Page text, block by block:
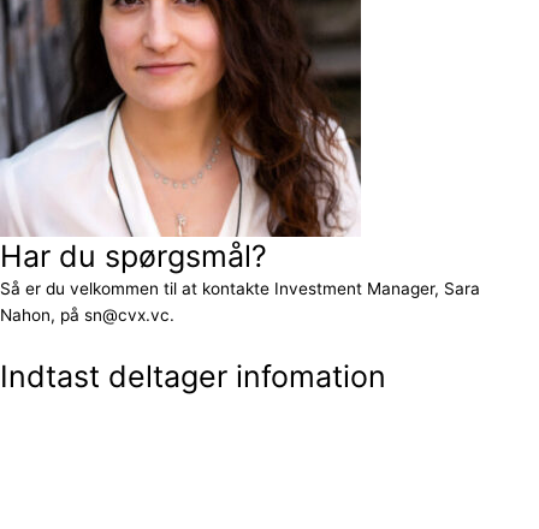
Har du spørgsmål?
Så er du velkommen til at kontakte Investment Manager, Sara
Nahon, på sn@cvx.vc.
Indtast deltager infomation